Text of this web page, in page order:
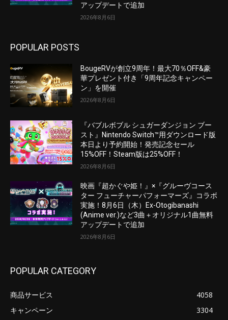
アップデートで追加
2026年8月6日
POPULAR POSTS
BougeRVが創立9周年！最大70％OFF&豪
華プレゼント付き「9周年記念キャンペー
ン」を開催
2026年8月6日
『バブルボブル シュガーダンジョン ブー
スト』Nintendo Switch™用ダウンロード版
本日より予約開始！発売記念セール
15%OFF！Steam版は25%OFF！
2026年8月6日
映画『超かぐや姫！』×『グルーヴコース
ター フューチャーパフォーマーズ』コラボ
実施！8月6日（木）Ex-Otogibanashi
(Anime ver.)など3曲＋オリジナル1曲無料
アップデートで追加
2026年8月6日
POPULAR CATEGORY
商品サービス
4058
キャンペーン
3304